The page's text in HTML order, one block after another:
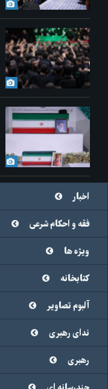
اخبار
فقه و احکام شرعی
ویژه ها
کتابخانه
آلبوم تصاویر
ندای رهبری
رهبری